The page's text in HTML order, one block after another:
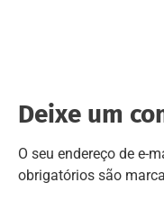
Deixe um
O seu endereço de e-
obrigatórios são